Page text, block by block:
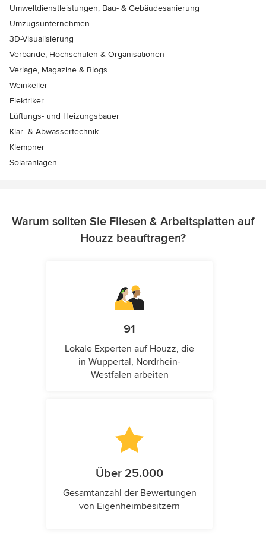
Umweltdienstleistungen, Bau- & Gebäudesanierung
Umzugsunternehmen
3D-Visualisierung
Verbände, Hochschulen & Organisationen
Verlage, Magazine & Blogs
Weinkeller
Elektriker
Lüftungs- und Heizungsbauer
Klär- & Abwassertechnik
Klempner
Solaranlagen
Warum sollten Sie Fliesen & Arbeitsplatten auf
Houzz beauftragen?
91
Lokale Experten auf Houzz, die
in Wuppertal, Nordrhein-
Westfalen arbeiten
Über 25.000
Gesamtanzahl der Bewertungen
von Eigenheimbesitzern